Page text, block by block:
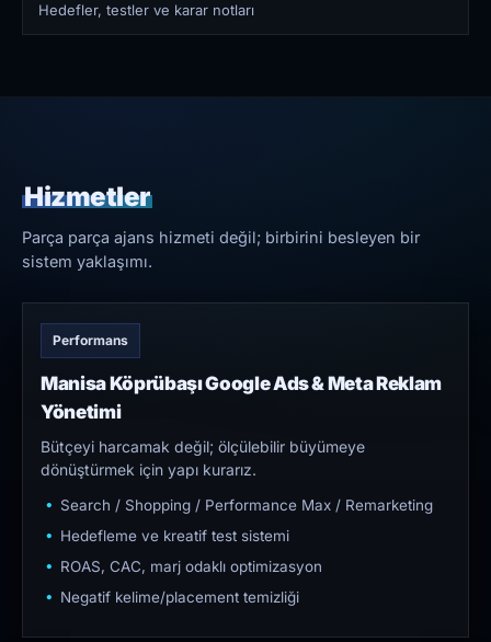
Hedefler, testler ve karar notları
Hizmetler
Parça parça ajans hizmeti değil; birbirini besleyen bir
sistem yaklaşımı.
Performans
Manisa Köprübaşı Google Ads & Meta Reklam
Yönetimi
Bütçeyi harcamak değil; ölçülebilir büyümeye
dönüştürmek için yapı kurarız.
Search / Shopping / Performance Max / Remarketing
Hedefleme ve kreatif test sistemi
ROAS, CAC, marj odaklı optimizasyon
Negatif kelime/placement temizliği